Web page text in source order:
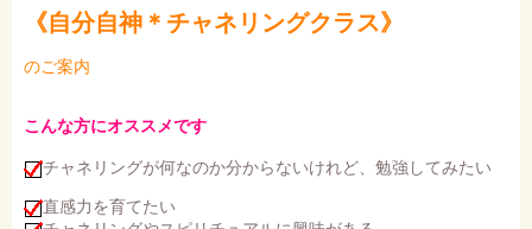
《自分自神＊チャネリングクラス》
のご案内
こんな方にオススメです
チャネリングが何なのか分からないけれど、勉強してみたい
直感力を育てたい